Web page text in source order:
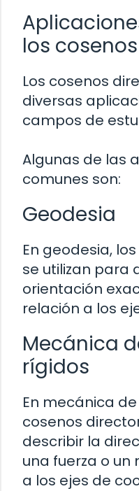
los
Los cosenos
diversas
campos de
Algunas de las
comunes son:
Geodesia
En geodesia,
se utilizan para
orientación
relación a los
Mecánica
rígidos
En mecánica
cosenos
describir la
una fuerza o
a los ejes de